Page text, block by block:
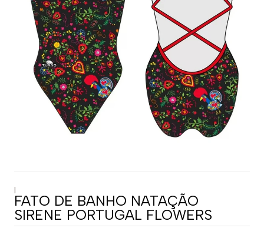
|
FATO DE BANHO NATAÇÃO
SIRENE PORTUGAL FLOWERS